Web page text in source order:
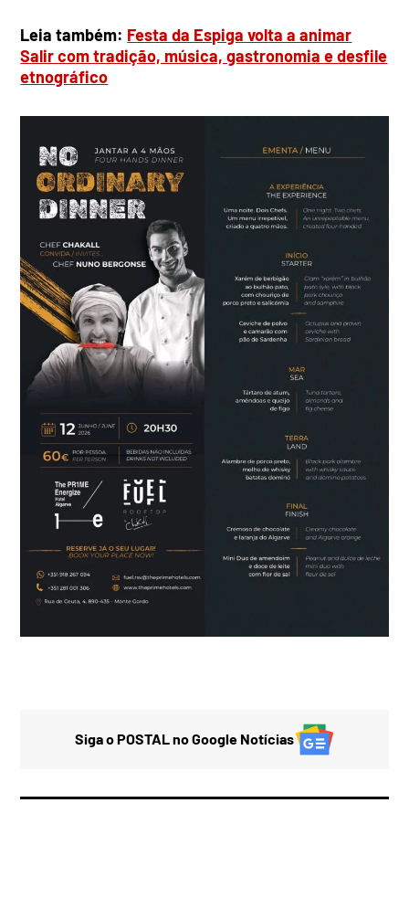
Leia também: Festa da Espiga volta a animar
Salir com tradição, música, gastronomia e desfile
etnográfico
Siga o POSTAL no Google Notícias